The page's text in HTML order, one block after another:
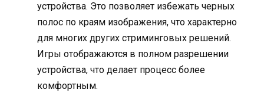
устройства. Это позволяет избежать черных
полос по краям изображения, что характерно
для многих других стриминговых решений.
Игры отображаются в полном разрешении
устройства, что делает процесс более
комфортным.